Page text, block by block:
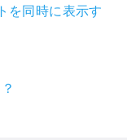
を同時に表示す